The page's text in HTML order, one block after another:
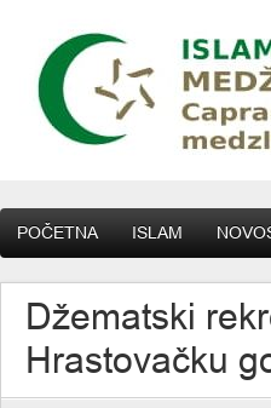
POČETNA ISLAM
Džematski
Hrastovačku